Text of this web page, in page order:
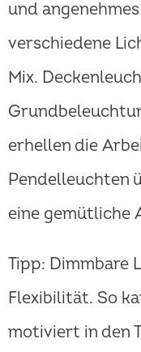
und
verschiedene
Mix.
erhellen die
Pendelleuchten
eine gemütliche
Tipp: Dimmbare
Flexibilität. So
motiviert in den